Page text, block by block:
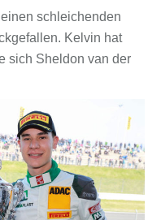
schleichenden
Kelvin hat
sich Sheldon van der